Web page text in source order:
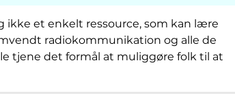
ikke et enkelt ressource, som kan lære
radiokommunikation og alle de
tjene det formål at muliggøre folk til at